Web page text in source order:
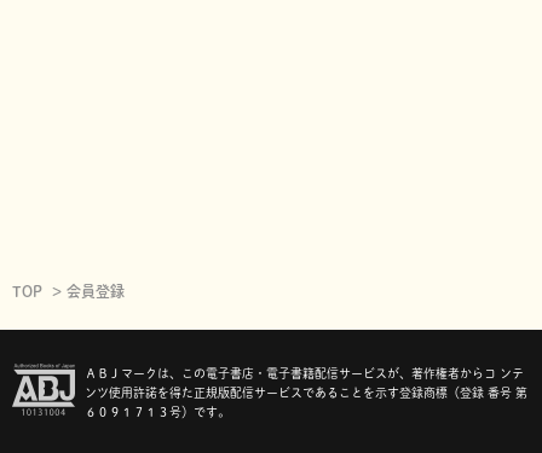
TOP 会員登録
ＡＢＪマークは、この電子書店・電子書籍配信サービスが、著作権者からコ ンテ
ンツ使用許諾を得た正規版配信サービスであることを示す登録商標（登録 番号 第
６０９１７１３号）です。